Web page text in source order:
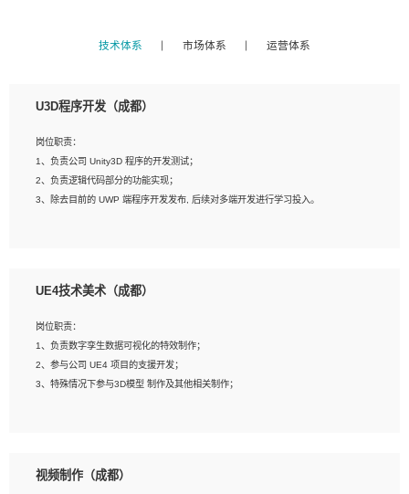
技术体系 市场体系 运营体系
U3D程序开发（成都）
岗位职责：
1、负责公司 Unity3D 程序的开发测试；
2、负责逻辑代码部分的功能实现；
3、除去目前的 UWP 端程序开发发布, 后续对多端开发进行学习投入。
2、熟练掌握 Unity3D 程序开发，精通 C# 语言开发；
4、有良好的沟通能力和团队合作意识；
5、开发过 HoloLens 程序者优先。
UE4技术美术（成都）
岗位职责：
1、负责数字孪生数据可视化的特效制作；
2、参与公司 UE4 项目的支援开发；
3、特殊情况下参与3D模型 制作及其他相关制作；
上；
视频制作（成都）